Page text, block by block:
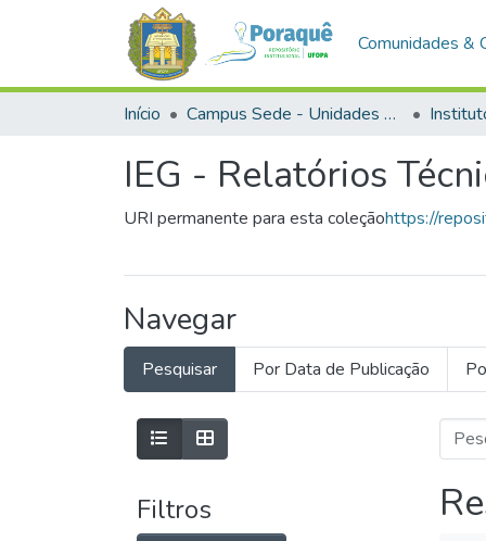
Comunidades &
Início Campus Sede - Unidades Acadêmicas
IEG - Relatórios
URI permanente para esta coleçãohttps://
Navegar
Pesquisar Por Data de Publicação
Filtros